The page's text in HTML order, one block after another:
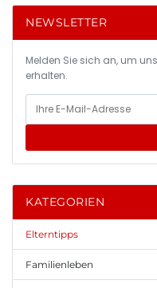
NEWSLETTER
Melden Sie sich an, um
erhalten.
KATEGORIEN
Elterntipps
Familienleben